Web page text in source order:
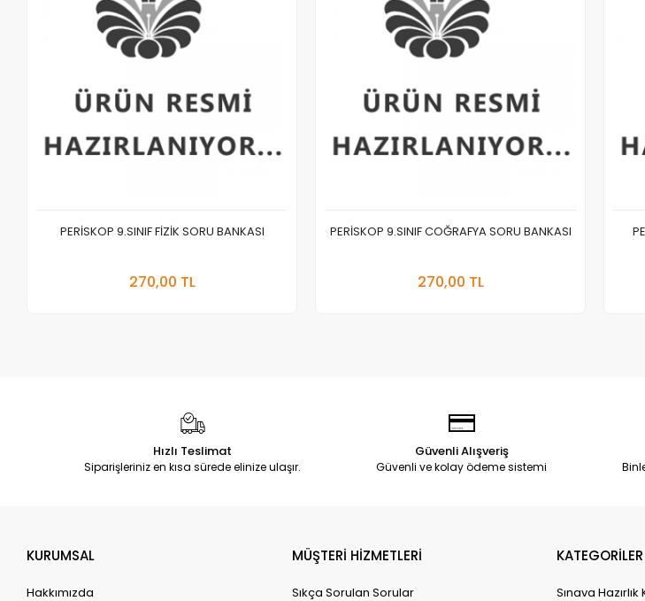
PERİSKOP 9.SINIF FİZİK SORU BANKASI
270,00 TL
PERİSKOP 9.SINIF COĞRAFYA SORU BANKASI
270,00 TL
Hızlı Teslimat
Siparişleriniz en kısa sürede elinize ulaşır.
Güvenli Alışveriş
Güvenli ve kolay ödeme sistemi
KURUMSAL
Hakkımızda
MÜŞTERİ HİZMETLERİ
Sıkça Sorulan Sorular
KATEGORİLER
Sınava Hazırlık